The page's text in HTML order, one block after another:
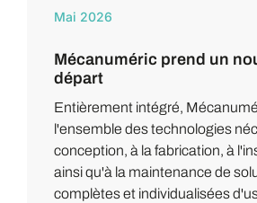
Mai 2026
Mécanuméric prend un
départ
Entièrement intégré,
l'ensemble des technologies
conception, à la fabrication, à
ainsi qu'à la maintenance de
complètes et individualisées